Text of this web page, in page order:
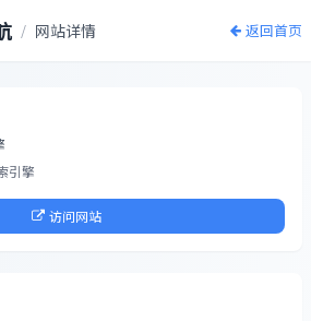
/ 网站详情 返回首页
引擎
访问网站